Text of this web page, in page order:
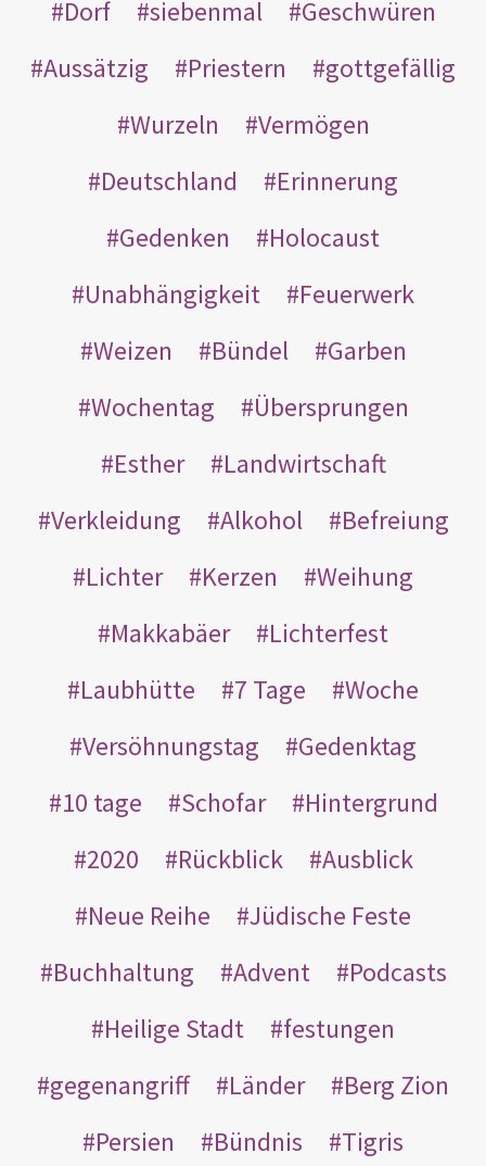
Dorf
siebenmal
Geschwüren
Aussätzig
Priestern
gottgefällig
Wurzeln
Vermögen
Deutschland
Erinnerung
Gedenken
Holocaust
Unabhängigkeit
Feuerwerk
Weizen
Bündel
Garben
Wochentag
Übersprungen
Esther
Landwirtschaft
Verkleidung
Alkohol
Befreiung
Lichter
Kerzen
Weihung
Makkabäer
Lichterfest
Laubhütte
7 Tage
Woche
Versöhnungstag
Gedenktag
10 tage
Schofar
Hintergrund
2020
Rückblick
Ausblick
Neue Reihe
Jüdische Feste
Buchhaltung
Advent
Podcasts
Heilige Stadt
festungen
gegenangriff
Länder
Berg Zion
Persien
Bündnis
Tigris